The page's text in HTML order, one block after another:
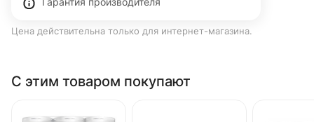
Цена действительна только для интернет-магазина.
С этим товаром покупают